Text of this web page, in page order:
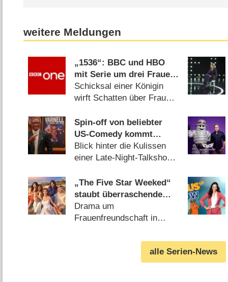
weitere Meldungen
„1536“: BBC und HBO
mit Serie um drei Frauen
im Schatten der
Verhaftung von Anne
Schicksal einer Königin
wirft Schatten über Frauen
Spin-off von beliebter
US-Comedy kommt
schon bald nach
Deutschland
Blick hinter die Kulissen
einer Late-Night-Talkshow
„The Five Star Weeked“
staubt überraschende
Verlängerung ab
Drama um
Frauenfreundschaft in
gestartet (06.08.2026)
alle Serien-News